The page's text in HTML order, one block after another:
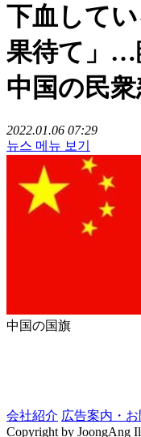
下血して
果待て」…
中国の民衆
2022.01.06 07:29
뉴스 메뉴 보기
中国の国旗
会社紹介 広告案内・
Copyright by JoongAng